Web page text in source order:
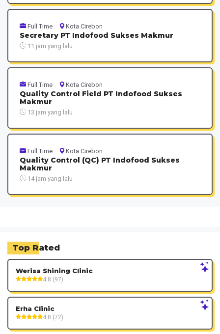
Full Time Kota Cirebon
Secretary PT Indofood Sukses Makmur
11 jam yang lalu
Full Time Kota Cirebon
Quality Control Field PT Indofood Sukses
Makmur
13 jam yang lalu
Full Time Kota Cirebon
Quality Control (QC) PT Indofood Sukses
Makmur
14 jam yang lalu
Top Rated
Werisa Shining Clinic
4.8 (97)
Erha Clinic
4.8 (72)